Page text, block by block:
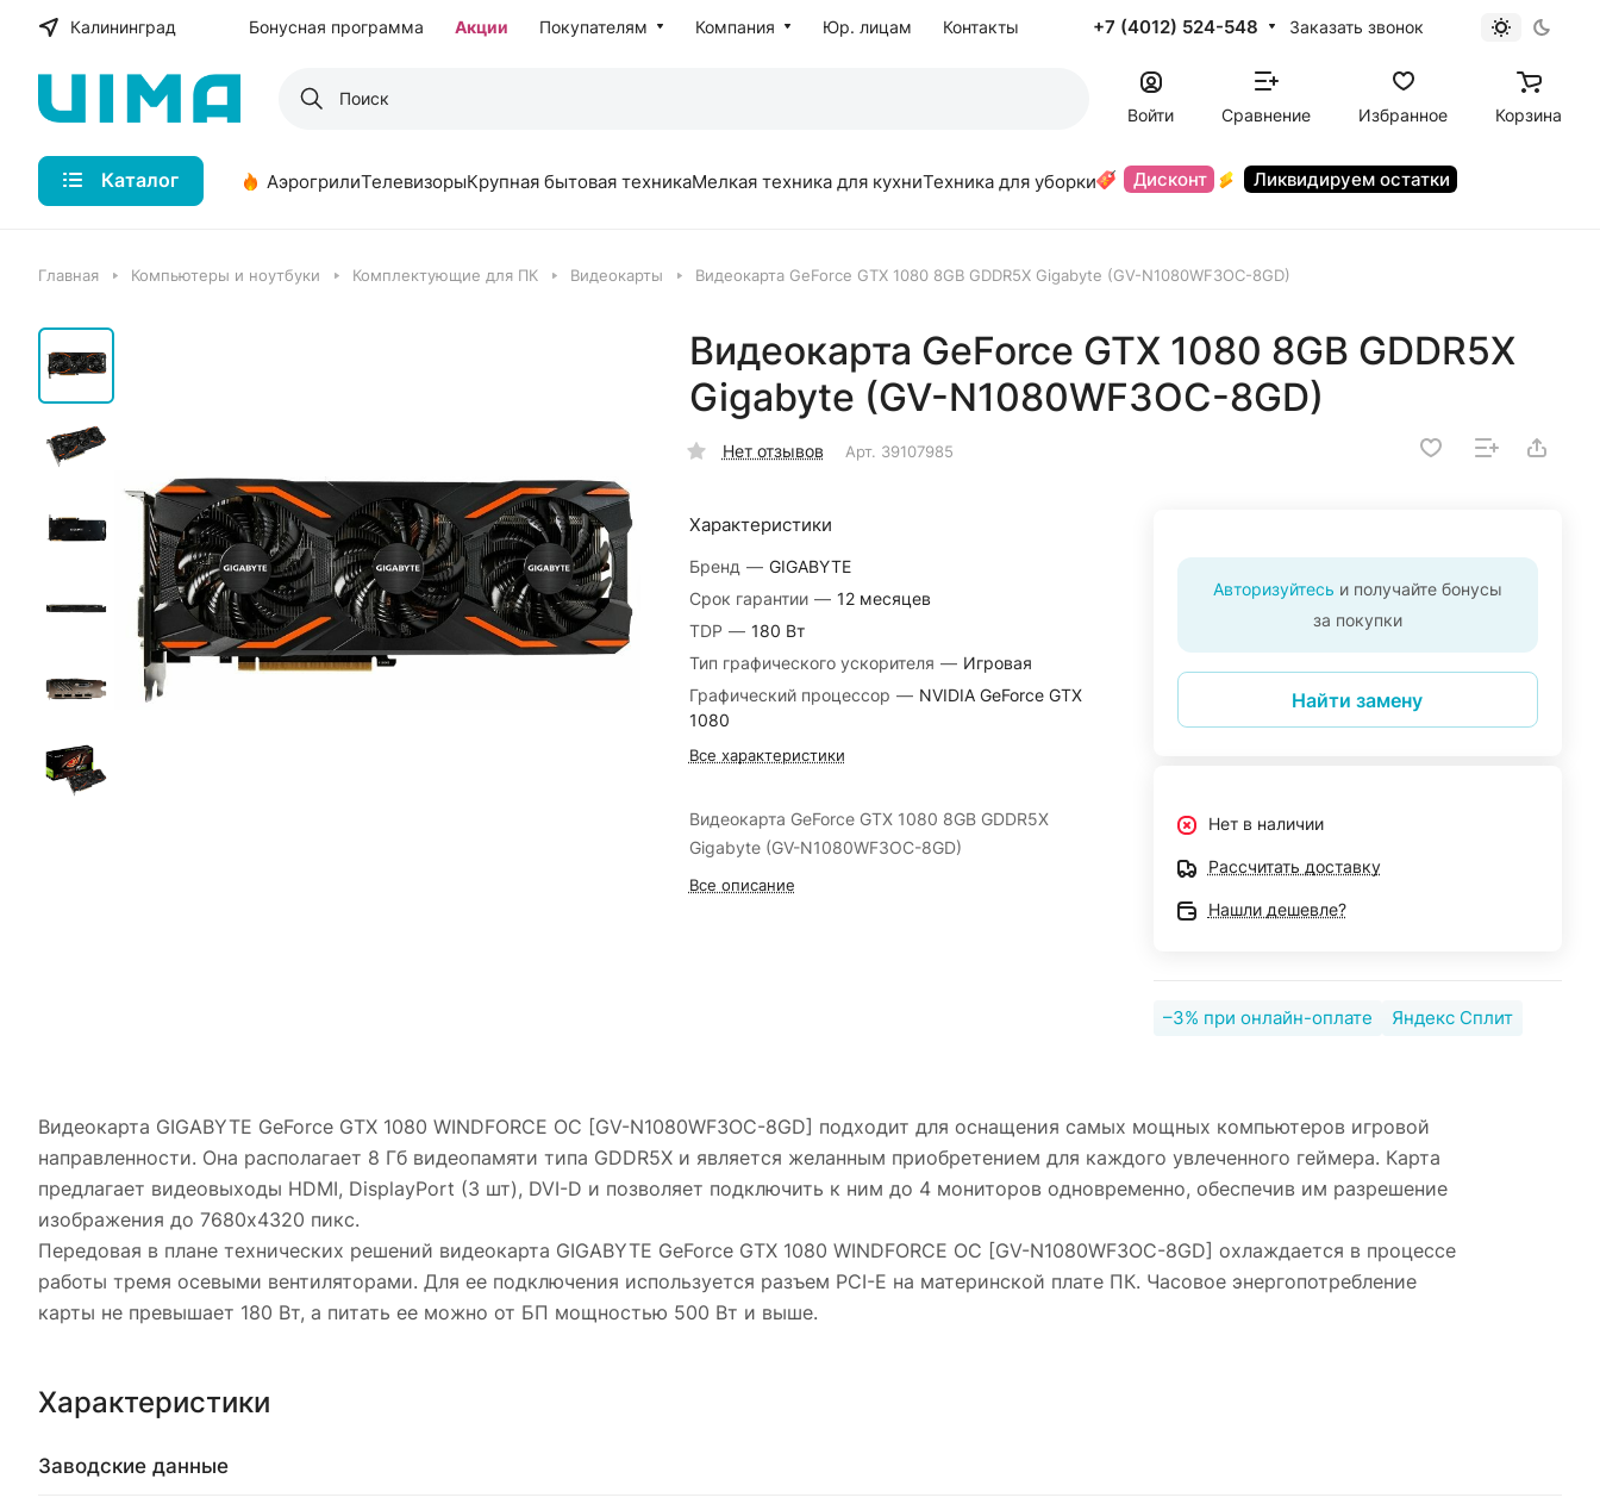
Калининград Бонусная программа Акции Покупателям Компания Юр. лицам Контакты +7 (4012) 524-548 Заказать звонок
Войти Сравнение Избранное Корзина
Каталог АэрогрилиТелевизорыКрупная бытовая техникаМелкая техника для кухниТехника для уборки Дисконт Ликвидируем остатки
Главная Компьютеры и ноутбуки Комплектующие для ПК Видеокарты Видеокарта GeForce GTX 1080 8GB GDDR5X Gigabyte (GV-N1080WF3OC-8GD)
Видеокарта GeForce GTX 1080 8GB GDDR5X
Gigabyte (GV-N1080WF3OC-8GD)
Нет отзывов Арт. 39107985
Характеристики
Бренд — GIGABYTE
Срок гарантии — 12 месяцев
TDP — 180 Вт
Тип графического ускорителя — Игровая
Графический процессор — NVIDIA GeForce GTX
1080
Все характеристики
Видеокарта GeForce GTX 1080 8GB GDDR5X
Gigabyte (GV-N1080WF3OC-8GD)
Все описание
Авторизуйтесь и получайте бонусы
за покупки
Найти замену
Нет в наличии
Рассчитать доставку
Нашли дешевле?
–3% при онлайн-оплате Яндекс Сплит
Видеокарта GIGABYTE GeForce GTX 1080 WINDFORCE OC [GV-N1080WF3OC-8GD] подходит для оснащения самых мощных компьютеров игровой
направленности. Она располагает 8 Гб видеопамяти типа GDDR5X и является желанным приобретением для каждого увлеченного геймера. Карта
предлагает видеовыходы HDMI, DisplayPort (3 шт), DVI-D и позволяет подключить к ним до 4 мониторов одновременно, обеспечив им разрешение
изображения до 7680x4320 пикс.
Передовая в плане технических решений видеокарта GIGABYTE GeForce GTX 1080 WINDFORCE OC [GV-N1080WF3OC-8GD] охлаждается в процессе
работы тремя осевыми вентиляторами. Для ее подключения используется разъем PCI-E на материнской плате ПК. Часовое энергопотребление
карты не превышает 180 Вт, а питать ее можно от БП мощностью 500 Вт и выше.
Характеристики
Заводские данные